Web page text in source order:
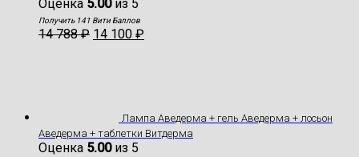
Оценка 5.00из 5
Получить 141 Вити Баллов
14 788₽ 14 100 ₽
Лампа Аведерма + гель Аведерма + лосьон
Аведерма + таблетки Витдерма
Оценка 5.00из 5